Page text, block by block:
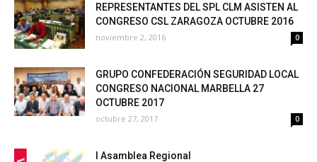
REPRESENTANTES DEL SPL CLM ASISTEN AL
CONGRESO CSL ZARAGOZA OCTUBRE 2016
noviembre 2, 2016 0
GRUPO CONFEDERACIÓN SEGURIDAD LOCAL
CONGRESO NACIONAL MARBELLA 27
OCTUBRE 2017
octubre 27, 2017 0
I Asamblea Regional